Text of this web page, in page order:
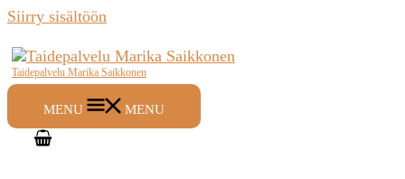
Siirry sisältöön
Taidepalvelu Marika Saikkonen
MENU MENU